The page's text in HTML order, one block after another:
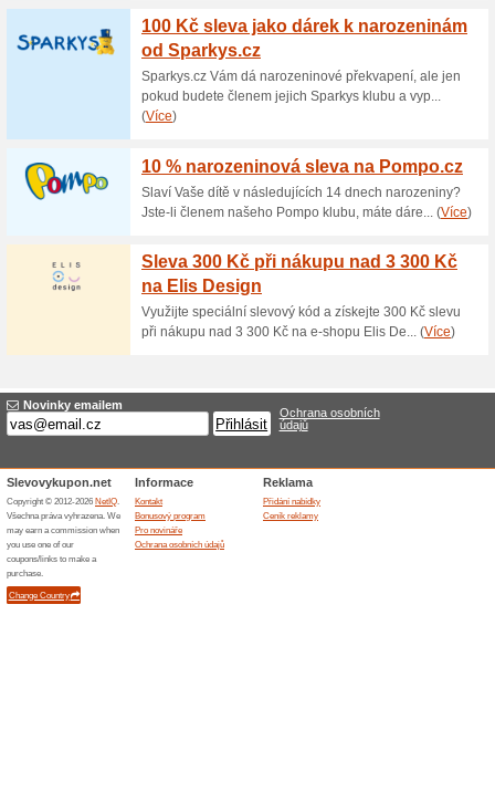
61% fungovalo
Akce
Chcete udělat svým blízkým
produktů od e-shopu
Dárkové balení od
67% fungovalo
Akce
Ať už nadělujete sami sobě
může přijít vhod. V
šátku obdarovanému přidají...